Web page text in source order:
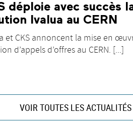
déploie avec succès
Ivalua au CERN
et CKS annoncent la mise en
d’appels d’offres au CERN. [...]
VOIR TOUTES LES ACTUALITÉS